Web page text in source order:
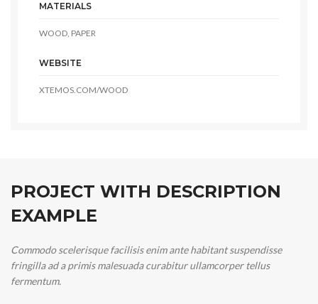
MATERIALS
WOOD, PAPER
WEBSITE
XTEMOS.COM/WOOD
PROJECT WITH DESCRIPTION
EXAMPLE
Commodo scelerisque facilisis enim ante habitant suspendisse
fringilla ad a primis malesuada curabitur ullamcorper tellus
fermentum.